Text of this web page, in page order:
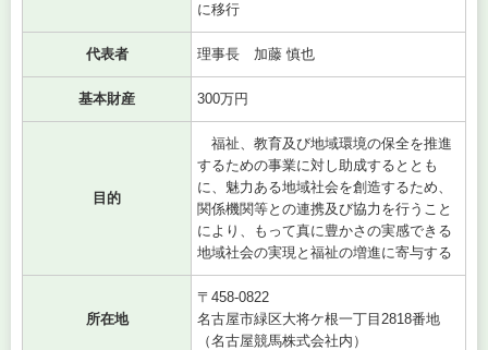
に移行
代表者 理事長 加藤 慎也
基本財産 300万円
目的
福祉、教育及び地域環境の保全を推進
するための事業に対し助成するととも
に、魅力ある地域社会を創造するため、
関係機関等との連携及び協力を行うこと
により、もって真に豊かさの実感できる
地域社会の実現と福祉の増進に寄与する
所在地
〒458-0822
名古屋市緑区大将ケ根一丁目2818番地
（名古屋競馬株式会社内）